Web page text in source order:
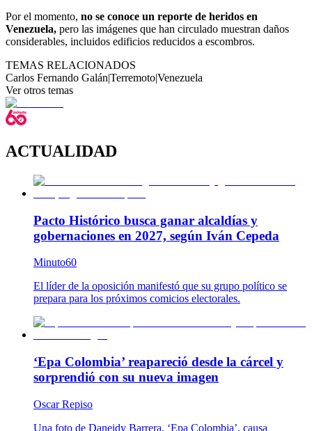
Por el momento, no se conoce un reporte de heridos en
Venezuela, pero las imágenes que han circulado muestran daños
considerables, incluidos edificios reducidos a escombros.
TEMAS RELACIONADOS
Carlos Fernando Galán|Terremoto|Venezuela
Ver otros temas
ACTUALIDAD
Pacto Histórico busca ganar alcaldías y
gobernaciones en 2027, según Iván Cepeda
Minuto60
El líder de la oposición manifestó que su grupo político se
prepara para los próximos comicios electorales.
‘Epa Colombia’ reapareció desde la cárcel y
sorprendió con su nueva imagen
Oscar Repiso
Una foto de Daneidy Barrera, ‘Epa Colombia’, causa